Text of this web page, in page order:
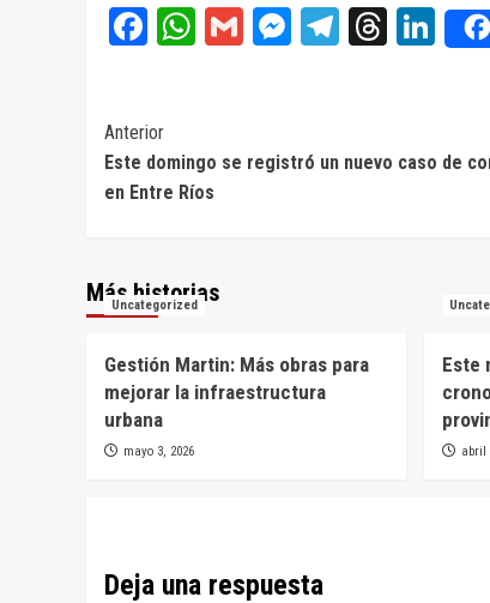
Facebook
WhatsApp
GmailMessenger
Navegación
de
Anterior
Este domingo se registró un nuevo caso de
en Entre Ríos
Más historias
Uncategorized
Gestión Martin: Más obras para
mejorar la infraestructura
urbana
mayo 3, 2026
Este
abril
Deja una respuesta